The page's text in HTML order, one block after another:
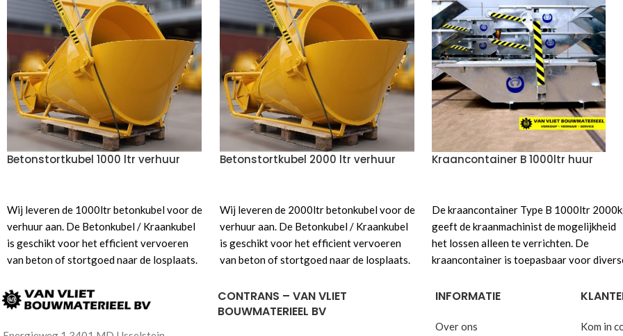
Betonstortkubel 1000 ltr verhuur
Wij leveren de 1000ltr betonkubel voor de
verhuur aan. De Betonkubel / Kraankubel
is geschikt voor het efficient vervoeren
van beton of stortgoed naar de losplaats.
geleidelijk te lossen. Gebruik
onderstaandeofferte knopvoor een
Betonstortkubel 2000 ltr verhuur
Wij leveren de 2000ltr betonkubel voor de
verhuur aan. De Betonkubel / Kraankubel
is geschikt voor het efficient vervoeren
van beton of stortgoed naar de losplaats.
geleidelijk te lossen. Gebruik
onderstaandeofferte knop
Kraancontainer B 1000ltr huur
De kraancontainer Type B 1000ltr
geeft de kraanmachinist de mogelijkheid
het lossen alleen te verrichten. De
kraancontainer is toepasbaar voor
machines voorzien van hijsketting.
aanbieding of voor informatie van de
CONTRANS – VAN VLIET
BOUWMATERIEEL BV
INFORMATIE
Over ons Kom in